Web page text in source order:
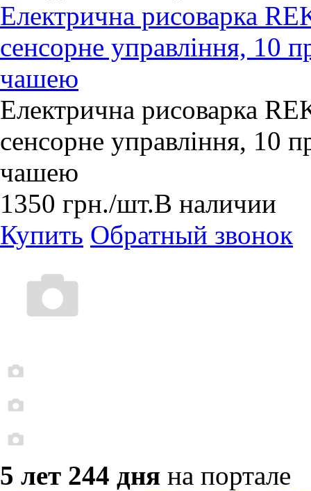
Електрична рисоварка
сенсорне управління, 10
чашею
Електрична рисоварка
сенсорне управління, 10
чашею
1350 грн./шт.В наличии
Купить Обратный звонок
5 лет 244 дня на портале